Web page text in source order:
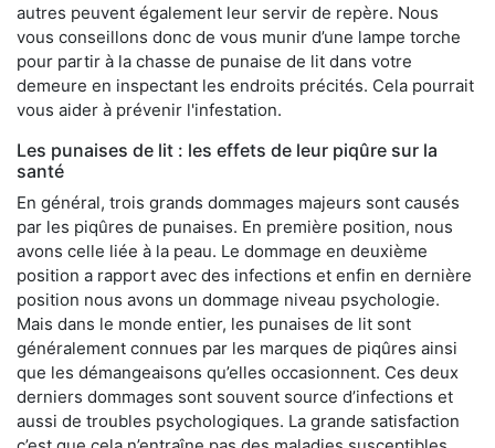
autres peuvent également leur servir de repère. Nous
vous conseillons donc de vous munir d’une lampe torche
pour partir à la chasse de punaise de lit dans votre
demeure en inspectant les endroits précités. Cela pourrait
vous aider à prévenir l'infestation.
Les punaises de lit : les effets de leur piqûre sur la
santé
En général, trois grands dommages majeurs sont causés
par les piqûres de punaises. En première position, nous
avons celle liée à la peau. Le dommage en deuxième
position a rapport avec des infections et enfin en dernière
position nous avons un dommage niveau psychologie.
Mais dans le monde entier, les punaises de lit sont
généralement connues par les marques de piqûres ainsi
que les démangeaisons qu’elles occasionnent. Ces deux
derniers dommages sont souvent source d’infections et
aussi de troubles psychologiques. La grande satisfaction